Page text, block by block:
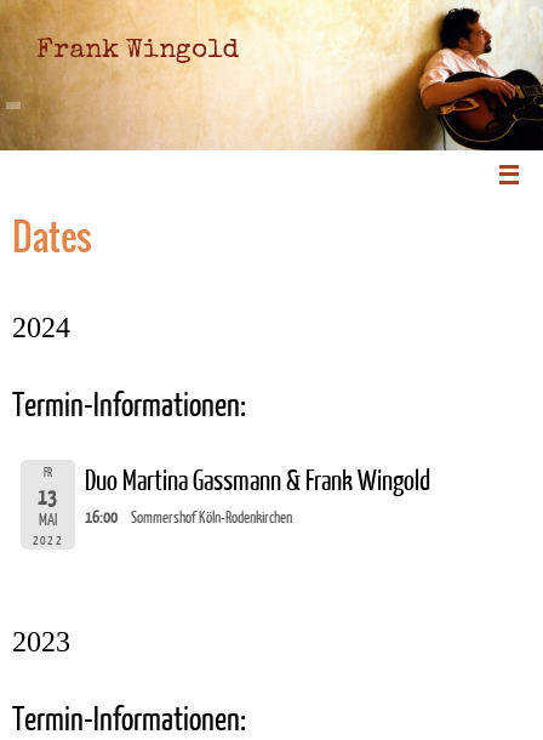
Frank Wingold
Dates
2024
Termin-Informationen:
FR
13
MAI
2022
Duo Martina Gassmann & Frank Wingold
16:00 Sommershof Köln-Rodenkirchen
2023
Termin-Informationen: